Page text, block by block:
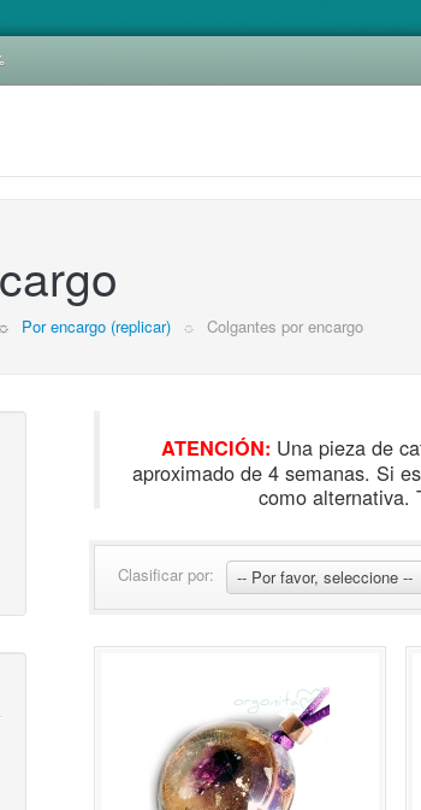
☼ Por encargo (replicar) ☼ Colgantes por encargo
ATENCIÓN: Una pieza de
aproximado de 4 semanas. Si
como alternativa.
Clasificar por: -- Por favor, seleccione --